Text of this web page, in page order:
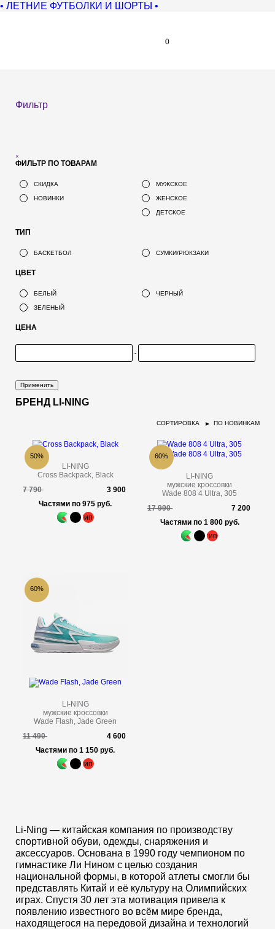
• ЛЕТНИЕ ФУТБОЛКИ И ШОРТЫ •
0
Фильтр
×
ФИЛЬТР ПО ТОВАРАМ
СКИДКА
НОВИНКИ
МУЖСКОЕ
ЖЕНСКОЕ
ДЕТСКОЕ
ТИП
БАСКЕТБОЛ СУМКИ/РЮКЗАКИ
ЦВЕТ
БЕЛЫЙ
ЗЕЛЕНЫЙ
ЧЕРНЫЙ
ЦЕНА
-
Применить
БРЕНД LI-NING
СОРТИРОВКА ПО НОВИНКАМ
50%
LI-NING
Cross Backpack, Black
7 790
3 900
Частями по 975 руб.
60%
LI-NING
мужские кроссовки
Wade 808 4 Ultra, 305
17 990
7 200
Частями по 1 800 руб.
60%
LI-NING
мужские кроссовки
Wade Flash, Jade Green
11 490
4 600
Частями по 1 150 руб.
Li-Ning — китайская компания по производству
спортивной обуви, одежды, снаряжения и
аксессуаров. Основана в 1990 году чемпионом по
гимнастике Ли Нином с целью создания
национальной формы, в которой атлеты смогли бы
представлять Китай и её культуру на Олимпийских
играх. Спустя 30 лет эта мотивация привела к
появлению известного во всём мире бренда,
находящегося на передовой дизайна и технологий